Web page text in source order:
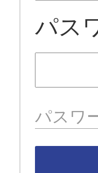
パス
パスワ